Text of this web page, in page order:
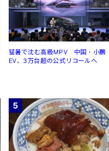
猛暑で沈む高級MPV 中国・小鵬
EV、3万台超の公式リコールへ
5